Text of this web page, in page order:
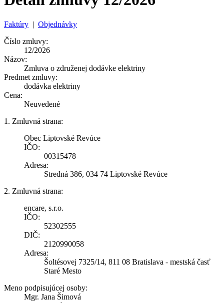
Faktúry | Objednávky
Číslo zmluvy:
12/2026
Názov:
Zmluva o združenej dodávke elektriny
Predmet zmluvy:
dodávka elektriny
Cena:
Neuvedené
1. Zmluvná strana:
Obec Liptovské Revúce
IČO:
00315478
Adresa:
Stredná 386, 034 74 Liptovské Revúce
2. Zmluvná strana:
encare, s.r.o.
IČO:
52302555
DIČ:
2120990058
Adresa:
Šoltésovej 7325/14, 811 08 Bratislava - mestská časť
Staré Mesto
Meno podpisujúcej osoby:
Mgr. Jana Šimová